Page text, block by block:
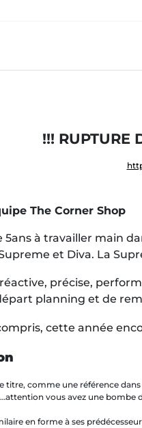
!!! RUPTURE
The Corner Shop
5ans à travailler main
Supreme et Diva. La
précise,
planning et de
cette année
titre, comme une référence
vous avez une bombe
en forme à ses